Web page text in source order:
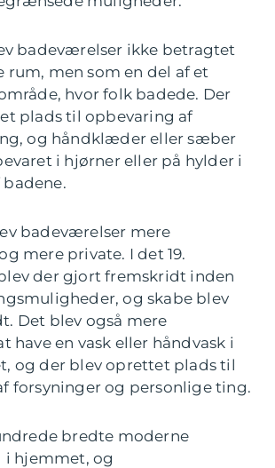
badeværelser ikke betragtet
rum, men som en del af et
hvor folk badede. Der
plads til opbevaring af
og håndklæder eller sæber
i hjørner eller på hylder i
badeværelser mere
mere private. I det 19.
der gjort fremskridt inden
og skabe blev
Det blev også mere
have en vask eller håndvask i
og der blev oprettet plads til
forsyninger og personlige ting.
bredte moderne
hjemmet, og